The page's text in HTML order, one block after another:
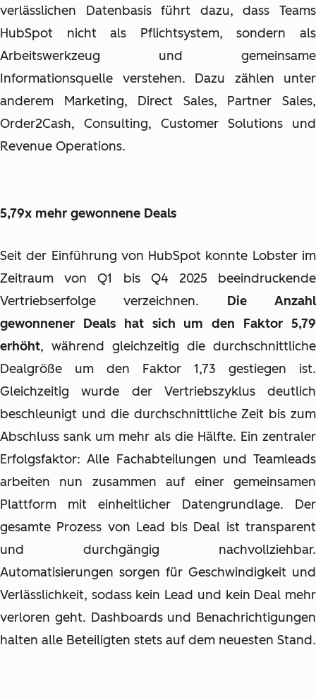
verlässlichen Datenbasis führt dazu, dass Teams
HubSpot nicht als Pflichtsystem, sondern als
Arbeitswerkzeug und gemeinsame
Informationsquelle verstehen. Dazu zählen unter
anderem Marketing, Direct Sales, Partner Sales,
Order2Cash, Consulting, Customer Solutions und
Revenue Operations.
5,79x mehr gewonnene Deals
Seit der Einführung von HubSpot konnte Lobster im
Zeitraum von Q1 bis Q4 2025 beeindruckende
Vertriebserfolge verzeichnen. Die Anzahl
gewonnener Deals hat sich um den Faktor 5,79
erhöht, während gleichzeitig die durchschnittliche
Dealgröße um den Faktor 1,73 gestiegen ist.
Gleichzeitig wurde der Vertriebszyklus deutlich
beschleunigt und die durchschnittliche Zeit bis zum
Abschluss sank um mehr als die Hälfte. Ein zentraler
Erfolgsfaktor: Alle Fachabteilungen und Teamleads
arbeiten nun zusammen auf einer gemeinsamen
Plattform mit einheitlicher Datengrundlage. Der
gesamte Prozess von Lead bis Deal ist transparent
und durchgängig nachvollziehbar.
Automatisierungen sorgen für Geschwindigkeit und
Verlässlichkeit, sodass kein Lead und kein Deal mehr
verloren geht. Dashboards und Benachrichtigungen
halten alle Beteiligten stets auf dem neuesten Stand.